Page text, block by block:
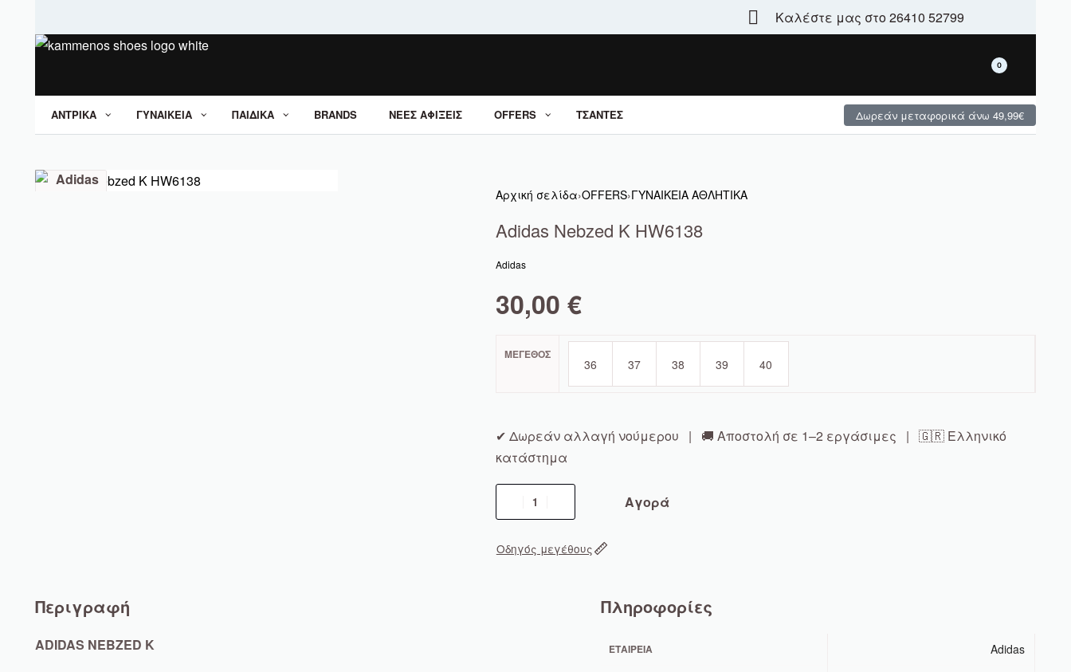
Τεράστια γκάμα - μεγάλες χειμερινές προσφορές
Καλέστε μας στο 26410 52799
0
ΑΝΤΡΙΚΑ ΓΥΝΑΙΚΕΙΑ ΠΑΙΔΙΚΑ BRANDS ΝΕΕΣ ΑΦΙΞΕΙΣ OFFERS ΤΣΑΝΤΕΣ Δωρεάν μεταφορικά άνω 49,99€
Αρχική σελίδα›OFFERS›ΓΥΝΑΙΚΕΙΑ ΑΘΛΗΤΙΚΑ
Adidas Nebzed K HW6138
Adidas
30,00 €
ΜΈΓΕΘΟΣ
36 37 38 39 40
✔ Δωρεάν αλλαγή νούμερου | 🚚 Αποστολή σε 1–2 εργάσιμες | 🇬🇷 Ελληνικό
κατάστημα
Αγορά
Οδηγός μεγέθους
Περιγραφή
ADIDAS NEBZED K
Πληροφορίες
ΕΤΑΙΡΕΊΑ Adidas